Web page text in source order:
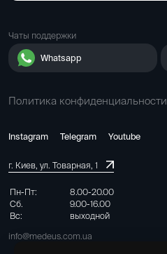
Чаты поддержки
Whatsapp
Политика конфиденциальности
Instagram Telegram Youtube
г. Киев, ул. Товарная, 1
Пн-Пт:
8.00-20.00
Сб.
9.00-16.00
Вс:
выходной
info@medeus.com.ua